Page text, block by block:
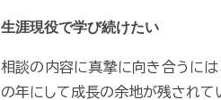
生涯現役で学び続けたい
相談の内容に真摯に向き合うには
の年にして成長の余地が残されて